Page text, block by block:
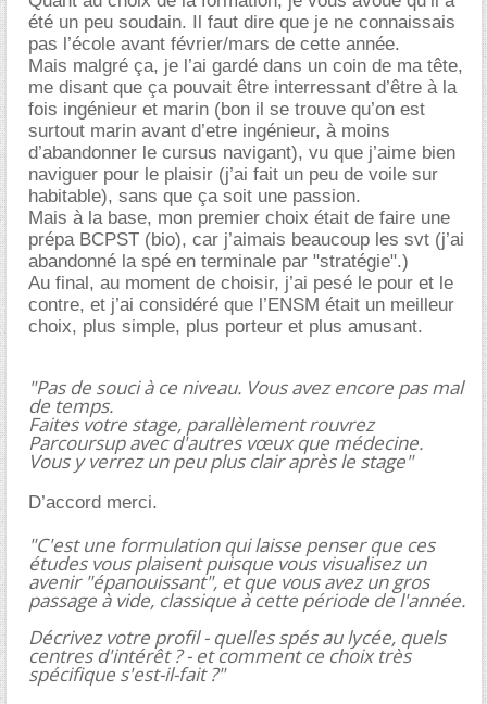
été un peu soudain. Il faut dire que je ne connaissais
pas l’école avant février/mars de cette année.
Mais malgré ça, je l’ai gardé dans un coin de ma tête,
me disant que ça pouvait être interressant d’être à la
fois ingénieur et marin (bon il se trouve qu’on est
surtout marin avant d’etre ingénieur, à moins
d’abandonner le cursus navigant), vu que j’aime bien
naviguer pour le plaisir (j’ai fait un peu de voile sur
habitable), sans que ça soit une passion.
Mais à la base, mon premier choix était de faire une
prépa BCPST (bio), car j’aimais beaucoup les svt (j’ai
abandonné la spé en terminale par "stratégie".)
Au final, au moment de choisir, j’ai pesé le pour et le
contre, et j’ai considéré que l’ENSM était un meilleur
choix, plus simple, plus porteur et plus amusant.
"Pas de souci à ce niveau. Vous avez encore pas mal
de temps.
Faites votre stage, parallèlement rouvrez
Parcoursup avec d'autres vœux que médecine.
Vous y verrez un peu plus clair après le stage"
D’accord merci.
"C'est une formulation qui laisse penser que ces
études vous plaisent puisque vous visualisez un
avenir "épanouissant", et que vous avez un gros
passage à vide, classique à cette période de l'année.
Décrivez votre profil - quelles spés au lycée, quels
centres d'intérêt ? - et comment ce choix très
spécifique s'est-il-fait ?"